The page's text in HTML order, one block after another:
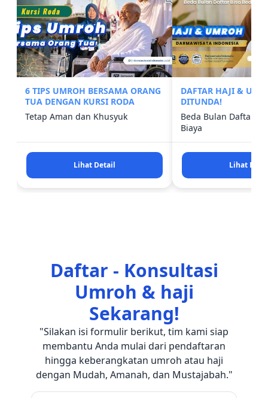
6 TIPS UMROH BERSAMA ORANG
TUA DENGAN KURSI RODA
Tetap Aman dan Khusyuk
Lihat Detail
DAFTAR HAJI &
DITUNDA!
Beda Bulan Daftar
Biaya
Lihat
Daftar - Konsultasi
Umroh & haji
Sekarang!
"Silakan isi formulir berikut, tim kami siap
membantu Anda mulai dari pendaftaran
hingga keberangkatan umroh atau haji
dengan Mudah, Amanah, dan Mustajabah."